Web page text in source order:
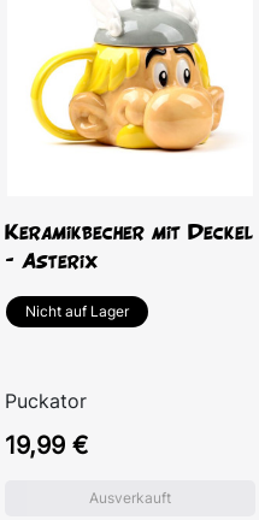
Keramikbecher mit Deckel
– Asterix
Nicht auf Lager
Puckator
Preis
19,99 €
Ausverkauft